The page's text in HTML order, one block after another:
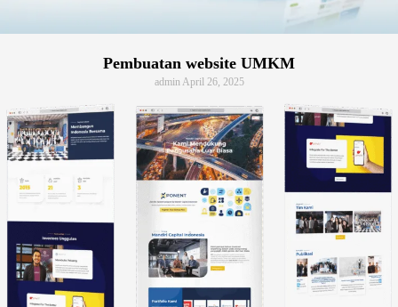
Pembuatan website UMKM
admin April 26, 2025